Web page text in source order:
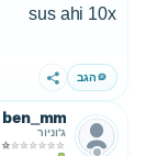
sus ahi 10x
הגב שתף
ben_mm
ג'וניור